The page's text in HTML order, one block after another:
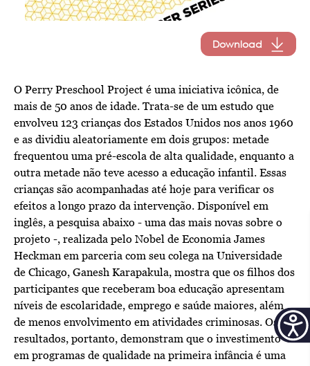
O Perry Preschool Project é uma iniciativa icônica, de
mais de 50 anos de idade. Trata-se de um estudo que
envolveu 123 crianças dos Estados Unidos nos anos 1960
e as dividiu aleatoriamente em dois grupos: metade
frequentou uma pré-escola de alta qualidade, enquanto a
outra metade não teve acesso a educação infantil. Essas
crianças são acompanhadas até hoje para verificar os
efeitos a longo prazo da intervenção. Disponível em
inglês, a pesquisa abaixo - uma das mais novas sobre o
projeto -, realizada pelo Nobel de Economia James
Heckman em parceria com seu colega na Universidade
de Chicago, Ganesh Karapakula, mostra que os filhos dos
participantes que receberam boa educação apresentam
níveis de escolaridade, emprego e saúde maiores, além
de menos envolvimento em atividades criminosas. Os
resultados, portanto, demonstram que o investimento
em programas de qualidade na primeira infância é uma
Download